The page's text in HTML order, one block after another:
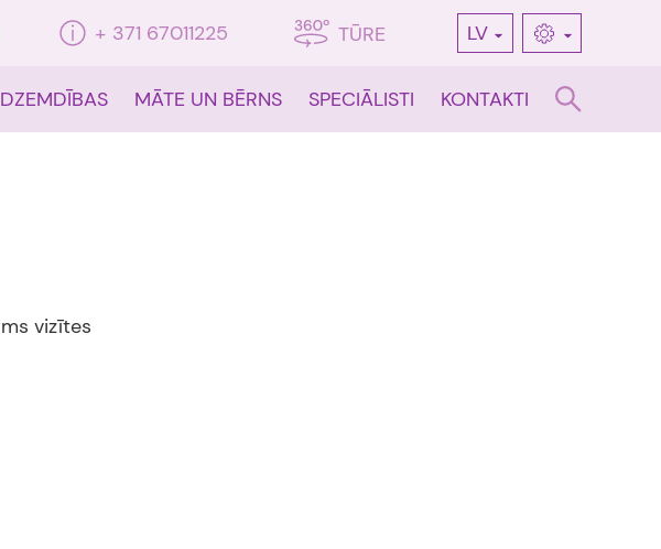
+ 371 67011225 TŪRE LV
DZEMDĪBAS MĀTE UN BĒRNS SPECIĀLISTI KONTAKTI
vizītes